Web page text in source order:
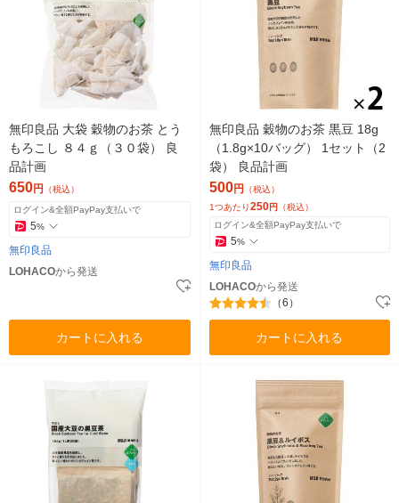
無印良品 大袋 穀物のお茶 とう
もろこし ８４ｇ（３０袋） 良
品計画
650円 （税込）
ログイン&全額PayPay支払いで
5%
無印良品
LOHACOから発送
カートに入れる
無印良品 穀物のお茶 黒豆 18g
（1.8g×10バッグ） 1セット（2
袋） 良品計画
500円 （税込）
1つあたり250円 （税込）
ログイン&全額PayPay支払いで
5%
無印良品
LOHACOから発送
（6）
カートに入れる